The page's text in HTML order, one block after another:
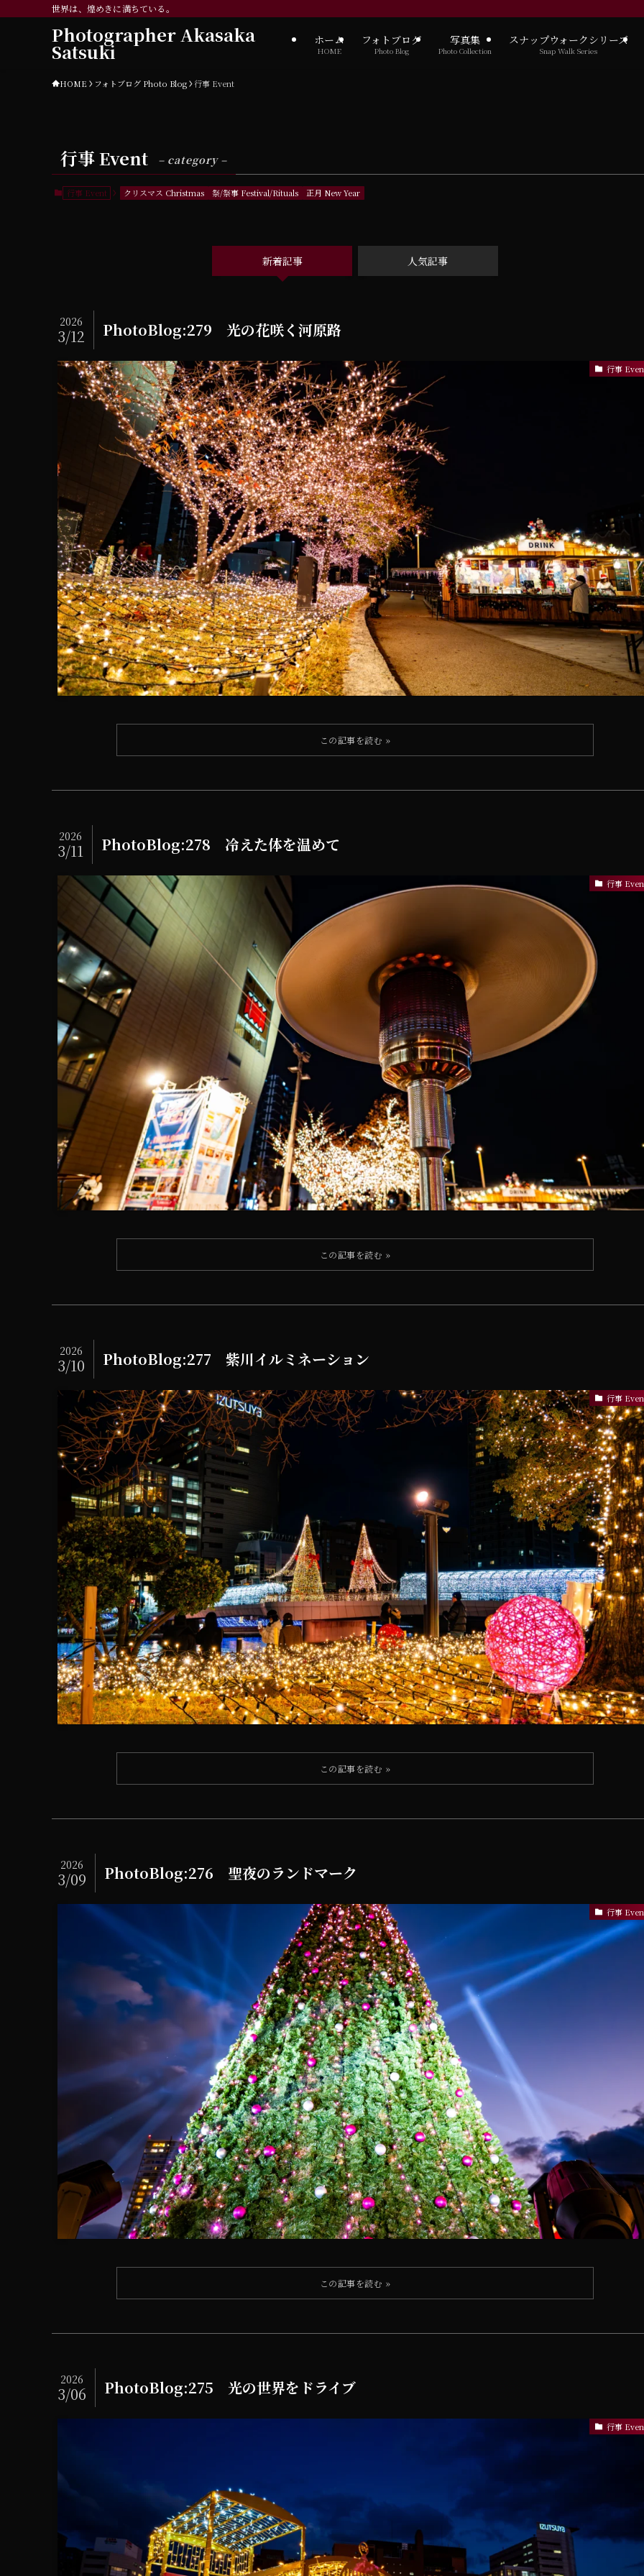
世界は、煌めきに満ちている。
Photographer Akasaka
Satsuki ホーム
HOME
フォトブログ
Photo Blog
写真集
Photo Collection
スナップウォークシリーズ
Snap Walk Series
HOME フォトブログ Photo Blog 行事 Event
行事 Event – category –
行事 Event クリスマス Christmas 祭/祭事 Festival/Rituals 正月 New Year
新着記事 人気記事
PhotoBlog:279 光の花咲く河原路
2026
3/12
行事
PhotoBlog:278 冷えた体を温めて
2026
3/11
行事
PhotoBlog:277 紫川イルミネーション
2026
3/10
行事
PhotoBlog:276 聖夜のランドマーク
2026
3/09
行事
PhotoBlog:275 光の世界をドライブ
2026
3/06
行事